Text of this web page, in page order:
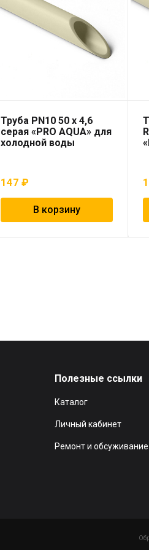
Труба PN10 50 x 4,6
серая «PRO AQUA» для
холодной воды
147₽
В корзину
Полезные ссылки
Каталог
Личный кабинет
Ремонт и обсуживание